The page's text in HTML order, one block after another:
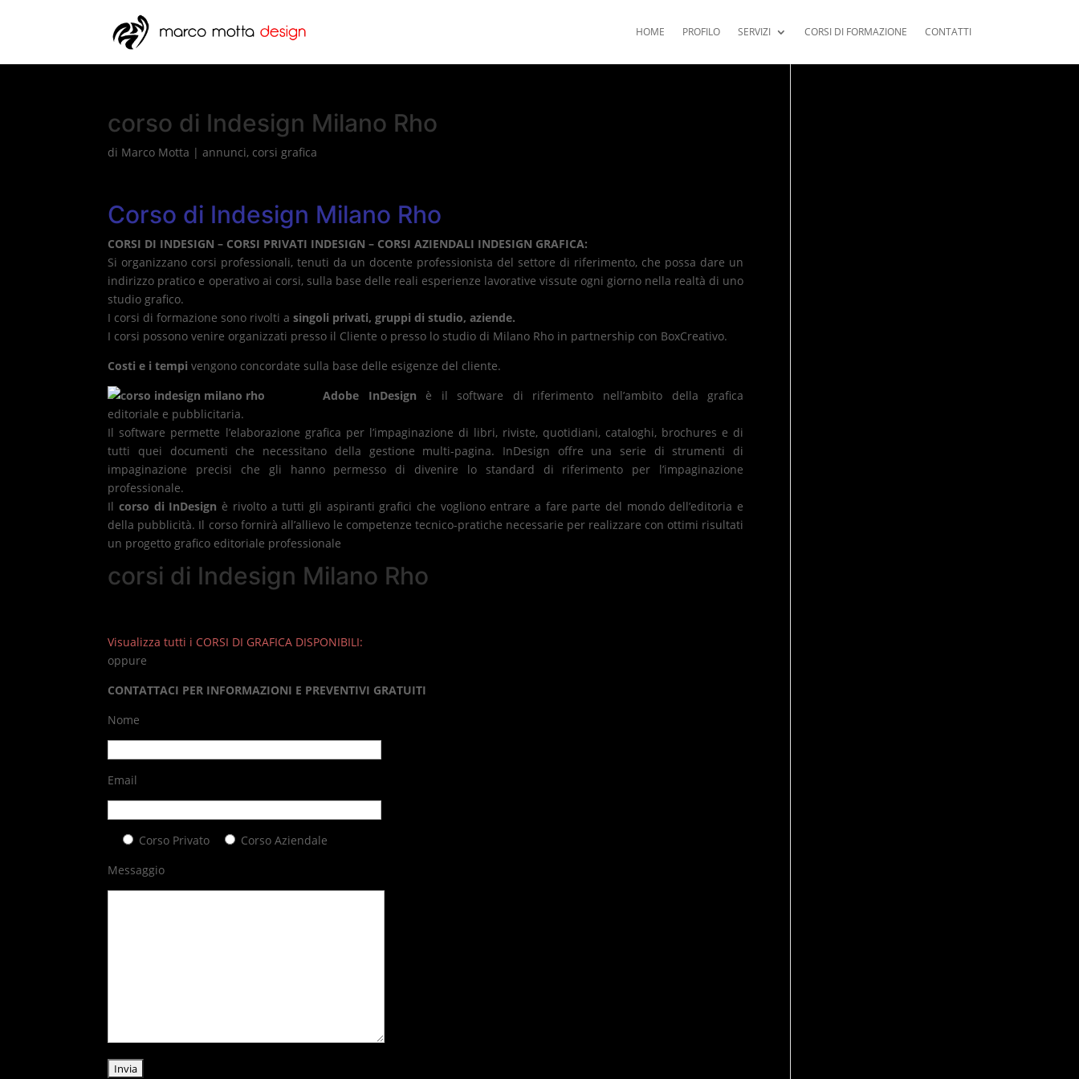
HOME PROFILO SERVIZI CORSI DI FORMAZIONE CONTATTI
corso di Indesign Milano Rho
di Marco Motta |annunci, corsi grafica
Corso di Indesign Milano Rho
CORSI DI INDESIGN – CORSI PRIVATI INDESIGN– CORSI AZIENDALI INDESIGN GRAFICA:
Si organizzano corsi professionali, tenuti da un docente professionista del settore di riferimento, che possa dare un
indirizzo pratico e operativo ai corsi, sulla base delle reali esperienze lavorative vissute ogni giorno nella realtà di uno
studio grafico.
I corsi di formazione sono rivolti asingoli privati, gruppi di studio, aziende.
I corsi possono venire organizzati presso il Cliente o presso lo studio di Milano Rho in partnership con BoxCreativo.
Costi e i tempi vengono concordate sulla base delle esigenze del cliente.
Adobe InDesign è il software di riferimento nell’ambito della grafica
editoriale e pubblicitaria.
Il software permette l’elaborazione grafica per l’impaginazione di libri, riviste, quotidiani, cataloghi, brochures e di
tutti quei documenti che necessitano della gestione multi-pagina. InDesign offre una serie di strumenti di
impaginazione precisi che gli hanno permesso di divenire lo standard di riferimento per l’impaginazione
professionale.
Ilcorso di InDesign è rivolto a tutti gli aspiranti grafici che vogliono entrare a fare parte del mondo dell’editoria e
della pubblicità. Il corso fornirà all’allievo le competenze tecnico-pratiche necessarie per realizzare con ottimi risultati
un progetto grafico editoriale professionale
corsi di Indesign Milano Rho
Visualizza tutti i CORSI DI GRAFICA DISPONIBILI:
oppure
CONTATTACI PER INFORMAZIONI E PREVENTIVI GRATUITI
Nome
Email
Corso Privato
Corso Aziendale
Messaggio